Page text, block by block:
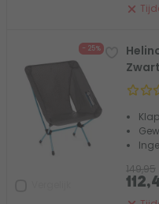
- 25%
Zwart
149,95